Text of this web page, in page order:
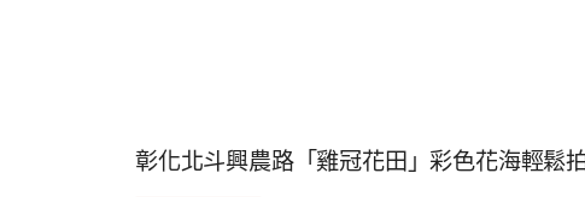
彰化北斗興農路「雞冠花田」彩色花海輕鬆